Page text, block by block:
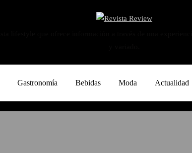
Gastronomía Bebidas Moda Actualidad